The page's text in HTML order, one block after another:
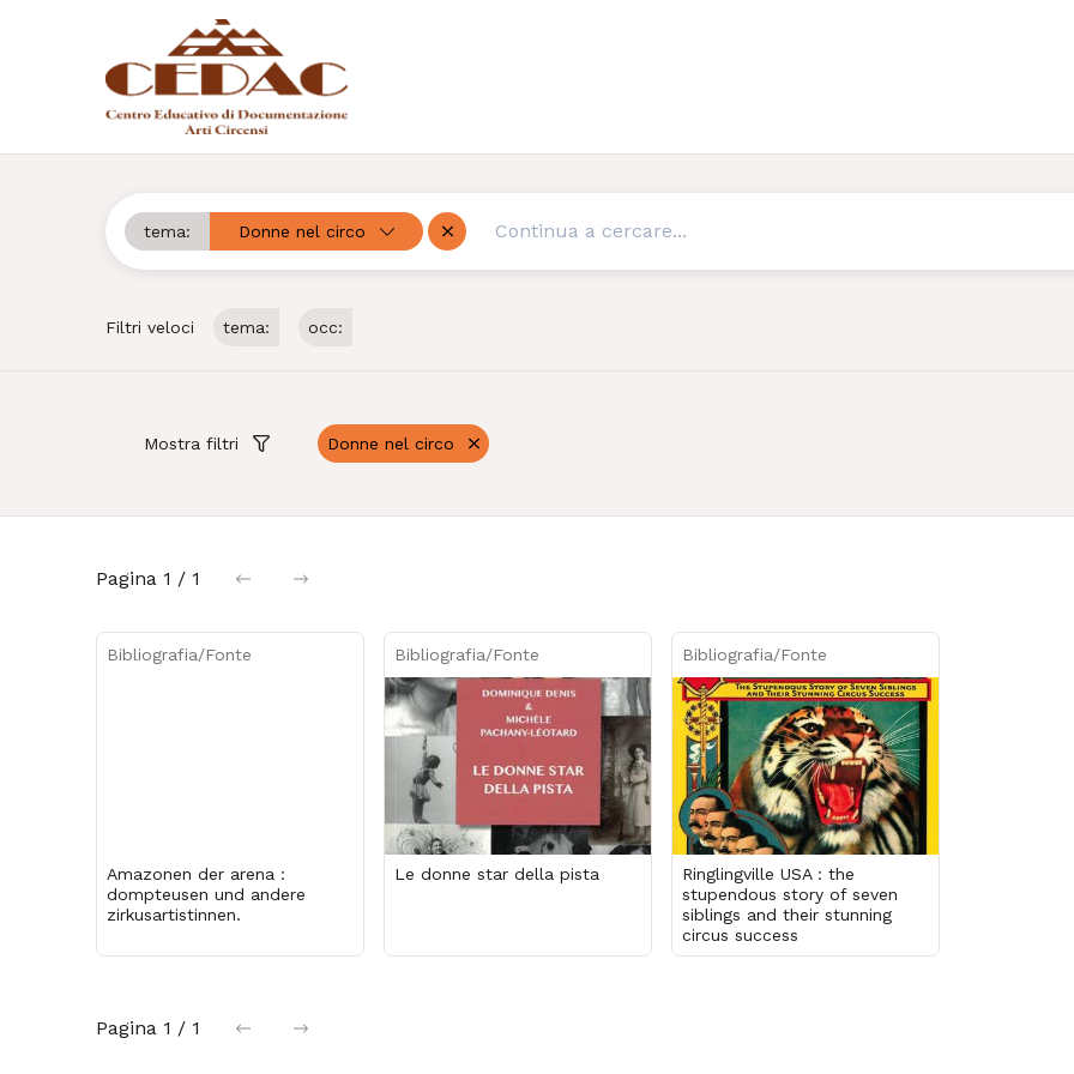
tema: Donne nel circo
Rimuovi
Cerca
Filtri veloci tema: occ:
Mostra filtri Donne nel circo
Pagina 1 / 1 precedentesuccessiva
Bibliografia/Fonte
Amazonen der arena :
dompteusen und andere
zirkusartistinnen.
Bibliografia/Fonte
Le donne star della pista
Bibliografia/Fonte
Ringlingville USA : the
stupendous story of seven
siblings and their stunning
circus success
Pagina 1 / 1 precedentesuccessiva